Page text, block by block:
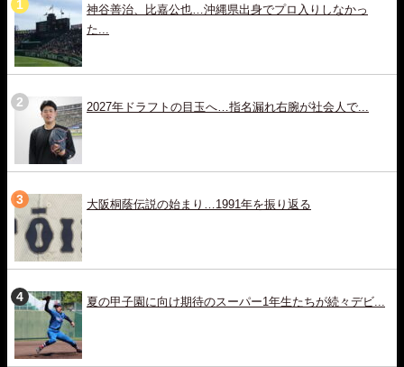
神谷善治、比嘉公也…沖縄県出身でプロ入りしなかっ
た...
2027年ドラフトの目玉へ…指名漏れ右腕が社会人で...
大阪桐蔭伝説の始まり…1991年を振り返る
夏の甲子園に向け期待のスーパー1年生たちが続々デビ...